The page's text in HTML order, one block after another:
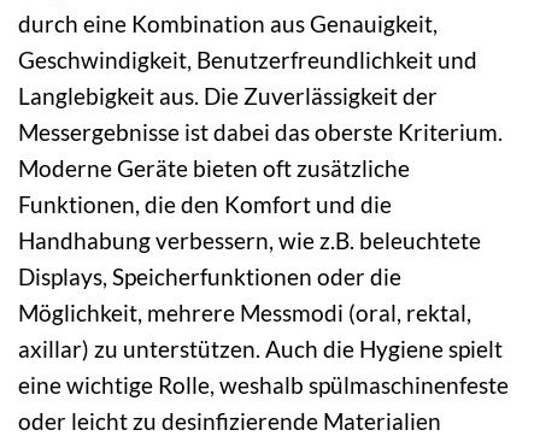
durch eine Kombination aus Genauigkeit,
Geschwindigkeit, Benutzerfreundlichkeit und
Langlebigkeit aus. Die Zuverlässigkeit der
Messergebnisse ist dabei das oberste Kriterium.
Moderne Geräte bieten oft zusätzliche
Funktionen, die den Komfort und die
Handhabung verbessern, wie z.B. beleuchtete
Displays, Speicherfunktionen oder die
Möglichkeit, mehrere Messmodi (oral, rektal,
axillar) zu unterstützen. Auch die Hygiene spielt
eine wichtige Rolle, weshalb spülmaschinenfeste
oder leicht zu desinfizierende Materialien